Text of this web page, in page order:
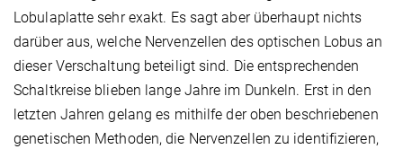
Lobulaplatte sehr exakt. Es sagt aber überhaupt nichts
darüber aus, welche Nervenzellen des optischen Lobus an
dieser Verschaltung beteiligt sind. Die entsprechenden
Schaltkreise blieben lange Jahre im Dunkeln. Erst in den
letzten Jahren gelang es mithilfe der oben beschriebenen
genetischen Methoden, die Nervenzellen zu identifizieren,